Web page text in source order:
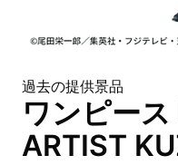
過去の提供景品
ワンピー
ARTIST